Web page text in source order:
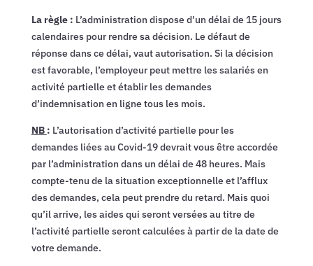
La règle : L’administration dispose d’un délai de 15 jours
calendaires pour rendre sa décision. Le défaut de
réponse dans ce délai, vaut autorisation. Si la décision
est favorable, l’employeur peut mettre les salariés en
activité partielle et établir les demandes
d’indemnisation en ligne tous les mois.
NB : L’autorisation d’activité partielle pour les
demandes liées au Covid-19 devrait vous être accordée
par l’administration dans un délai de 48 heures. Mais
compte-tenu de la situation exceptionnelle et l’afflux
des demandes, cela peut prendre du retard. Mais quoi
qu’il arrive, les aides qui seront versées au titre de
l’activité partielle seront calculées à partir de la date de
votre demande.